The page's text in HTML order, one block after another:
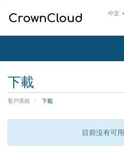
中文
下載
客戶系統 下載
目前沒有可